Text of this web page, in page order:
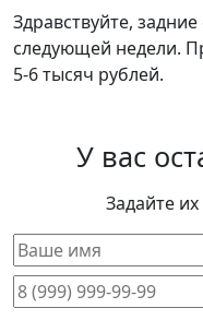
Здравствуйте,
следующей недели.
5-6 тысяч рублей.
У вас
Задайте